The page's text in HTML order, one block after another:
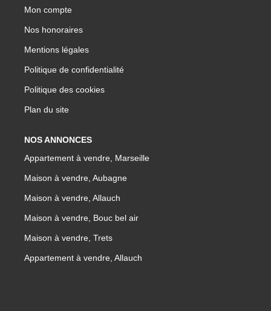
Mon compte
Nos honoraires
Mentions légales
Politique de confidentialité
Politique des cookies
Plan du site
NOS ANNONCES
Appartement à vendre, Marseille
Maison à vendre, Aubagne
Maison à vendre, Allauch
Maison à vendre, Bouc bel air
Maison à vendre, Trets
Appartement à vendre, Allauch